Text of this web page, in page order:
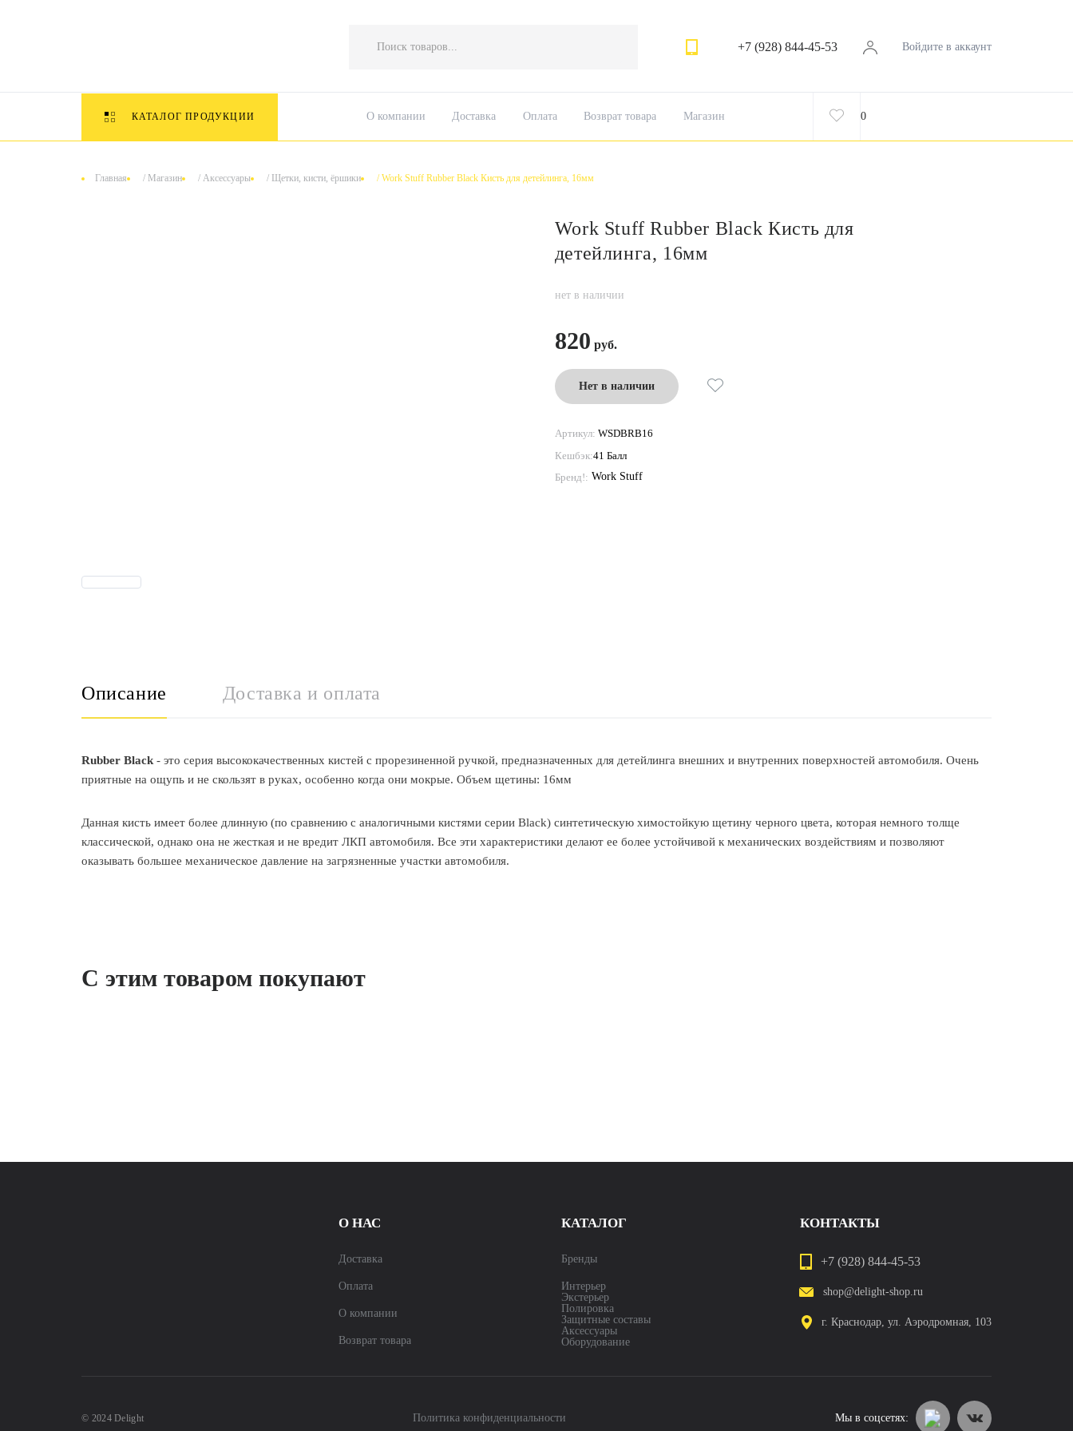
товаров
+7 (928) 844-45-53 Войдите в аккаунт
КАТАЛОГ ПРОДУКЦИИ О компании Доставка Оплата Возврат товара Магазин 0
Главная / Магазин / Аксессуары / Щетки, кисти, ёршики /Work Stuff Rubber Black Кисть для детейлинга, 16мм
Work Stuff Rubber Black Кисть для
детейлинга, 16мм
нет в наличии
820
Нет в наличии
Артикул: WSDBRB16
Кешбэк:41 Балл
Бренд!: Work Stuff
Описание Доставка и оплата
Rubber Black - это серия высококачественных кистей с прорезиненной ручкой, предназначенных для детейлинга внешних и внутренних поверхностей автомобиля. Очень
приятные на ощупь и не скользят в руках, особенно когда они мокрые. Объем щетины: 16мм
Данная кисть имеет более длинную (по сравнению с аналогичными кистями серии Black) синтетическую химостойкую щетину черного цвета, которая немного толще
классической, однако она не жесткая и не вредит ЛКП автомобиля. Все эти характеристики делают ее более устойчивой к механических воздействиям и позволяют
оказывать большее механическое давление на загрязненные участки автомобиля.
С этим товаром покупают
О НАС
Доставка
Оплата
О компании
Возврат товара
КАТАЛОГ
Бренды
Интерьер
Экстерьер
Полировка
Защитные составы
Аксессуары
Оборудование
КОНТАКТЫ
+7 (928) 844-45-53
shop@delight-shop.ru
г. Краснодар, ул. Аэродромная, 103
© 2024 Delight Политика конфиденциальности Мы в соцсетях: